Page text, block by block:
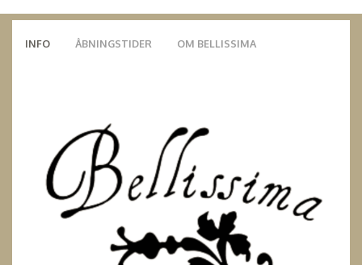
INFO ÅBNINGSTIDER OM BELLISSIMA